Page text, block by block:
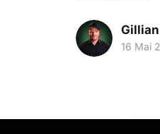
16 Mai